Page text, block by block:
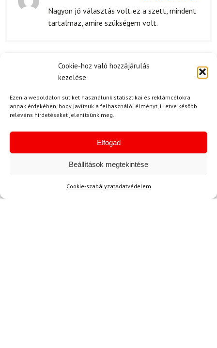
Cookie-hoz való hozzájárulás
kezelése
Ezen a weboldalon sütiket használunk statisztikai és reklámcélokra
annak érdekében, hogy javítsuk a felhasználói élményt, illetve később
releváns hirdetéseket jelenítsünk meg.
Elfogad
Beállítások megtekintése
Cookie-szabályzatAdatvédelem
Értékelés:
/ 5
Nagyon jó választás volt ez a szett, mindent
tartalmaz, amire szükségem volt.
Értékelés:
A. Károly 2024.07.24.
A Backcountry szett minősége tényleg
lenyűgöző. Az Alpina Tourer Light csizma
annyira kényelmes, hogy szinte elfelejtem,
hogy rajtam van! A kötések nagyon stabilak, és
a rudak is jól bírrják a strapát. Csak ajánlani
S. Beáta 2024.07.17.